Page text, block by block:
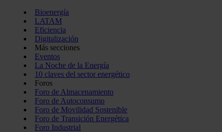
Bioenergía
LATAM
Eficiencia
Digitalización
Más secciones
Eventos
La Noche de la Energía
10 claves del sector energético
Foros
Foro de Almacenamiento
Foro de Autoconsumo
Foro de Movilidad Sostenible
Foro de Transición Energética
Foro Industrial